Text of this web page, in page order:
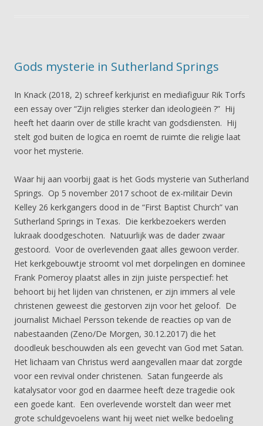
Gods mysterie in Sutherland Springs
In Knack (2018, 2) schreef kerkjurist en mediafiguur Rik Torfs
een essay over “Zijn religies sterker dan ideologieën ?” Hij
heeft het daarin over de stille kracht van godsdiensten. Hij
stelt god buiten de logica en roemt de ruimte die religie laat
voor het mysterie.
Waar hij aan voorbij gaat is het Gods mysterie van Sutherland
Springs. Op 5 november 2017 schoot de ex-militair Devin
Kelley 26 kerkgangers dood in de “First Baptist Church” van
Sutherland Springs in Texas. Die kerkbezoekers werden
lukraak doodgeschoten. Natuurlijk was de dader zwaar
gestoord. Voor de overlevenden gaat alles gewoon verder.
Het kerkgebouwtje stroomt vol met dorpelingen en dominee
Frank Pomeroy plaatst alles in zijn juiste perspectief: het
behoort bij het lijden van christenen, er zijn immers al vele
christenen geweest die gestorven zijn voor het geloof. De
journalist Michael Persson tekende de reacties op van de
nabestaanden (Zeno/De Morgen, 30.12.2017) die het
doodleuk beschouwden als een gevecht van God met Satan.
Het lichaam van Christus werd aangevallen maar dat zorgde
voor een revival onder christenen. Satan fungeerde als
katalysator voor god en daarmee heeft deze tragedie ook
een goede kant. Een overlevende worstelt dan weer met
grote schuldgevoelens want hij weet niet welke bedoeling